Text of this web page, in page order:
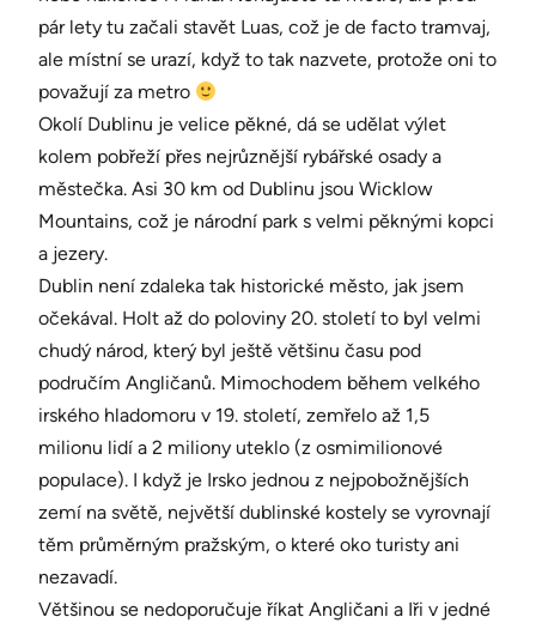
pár lety tu začali stavět Luas, což je de facto tramvaj,
ale místní se urazí, když to tak nazvete, protože oni to
považují za metro
Okolí Dublinu je velice pěkné, dá se udělat výlet
kolem pobřeží přes nejrůznější rybářské osady a
městečka. Asi 30 km od Dublinu jsou Wicklow
Mountains, což je národní park s velmi pěknými kopci
a jezery.
Dublin není zdaleka tak historické město, jak jsem
očekával. Holt až do poloviny 20. století to byl velmi
chudý národ, který byl ještě většinu času pod
područím Angličanů. Mimochodem během velkého
irského hladomoru v 19. století, zemřelo až 1,5
milionu lidí a 2 miliony uteklo (z osmimilionové
populace). I když je Irsko jednou z nejpobožnějších
zemí na světě, největší dublinské kostely se vyrovnají
těm průměrným pražským, o které oko turisty ani
nezavadí.
Většinou se nedoporučuje říkat Angličani a Iři v jedné